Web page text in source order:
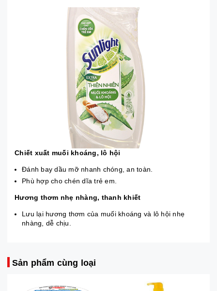
Chiết xuất muối khoáng, lô hội
Đánh bay dầu mỡ nhanh chóng, an toàn.
Phù hợp cho chén dĩa trẻ em.
Hương thơm nhẹ nhàng, thanh khiết
Lưu lại hương thơm của muối khoáng và lô hội nhẹ
nhàng, dễ chịu.
Sản phẩm cùng loại